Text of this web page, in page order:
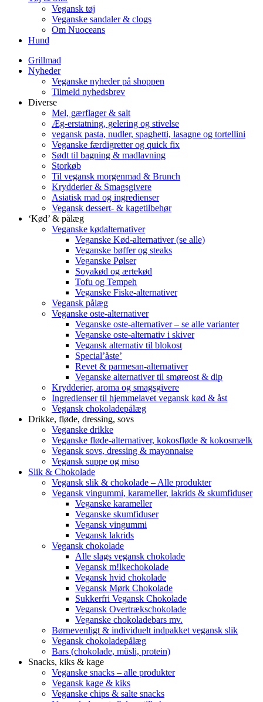
Vegansk tøj
Veganske sandaler & clogs
Om Nuoceans
Hund
Grillmad
Nyheder
Veganske nyheder på shoppen
Tilmeld nyhedsbrev
Diverse
Mel, gærflager & salt
Æg-erstatning, gelering og stivelse
vegansk pasta, nudler, spaghetti, lasagne og tortellini
Veganske færdigretter og quick fix
Sødt til bagning & madlavning
Storkøb
Til vegansk morgenmad & Brunch
Krydderier & Smagsgivere
Asiatisk mad og ingredienser
Vegansk dessert- & kagetilbehør
‘Kød’ & pålæg
Veganske kødalternativer
Veganske Kød-alternativer (se alle)
Veganske bøffer og steaks
Veganske Pølser
Soyakød og ærtekød
Tofu og Tempeh
Veganske Fiske-alternativer
Vegansk pålæg
Veganske oste-alternativer
Veganske oste-alternativer – se alle varianter
Veganske oste-alternativ i skiver
Vegansk alternativ til blokost
Special’åste’
Revet & parmesan-alternativer
Veganske alternativer til smøreost & dip
Krydderier, aroma og smagsgivere
Ingredienser til hjemmelavet vegansk kød & åst
Vegansk chokoladepålæg
Drikke, fløde, dressing, sovs
Veganske drikke
Veganske fløde-alternativer, kokosfløde & kokosmælk
Vegansk sovs, dressing & mayonnaise
Vegansk suppe og miso
Slik & Chokolade
Vegansk slik & chokolade – Alle produkter
Vegansk vingummi, karameller, lakrids & skumfiduser
Veganske karameller
Veganske skumfiduser
Vegansk vingummi
Vegansk lakrids
Vegansk chokolade
Alle slags vegansk chokolade
Vegansk m!lkechokolade
Vegansk hvid chokolade
Vegansk Mørk Chokolade
Sukkerfri Vegansk Chokolade
Vegansk Overtrækschokolade
Veganske chokoladebars mv.
Børnevenligt & individuelt indpakket vegansk slik
Vegansk chokoladepålæg
Bars (chokolade, müsli, protein)
Snacks, kiks & kage
Veganske snacks – alle produkter
Vegansk kage & kiks
Veganske chips & salte snacks